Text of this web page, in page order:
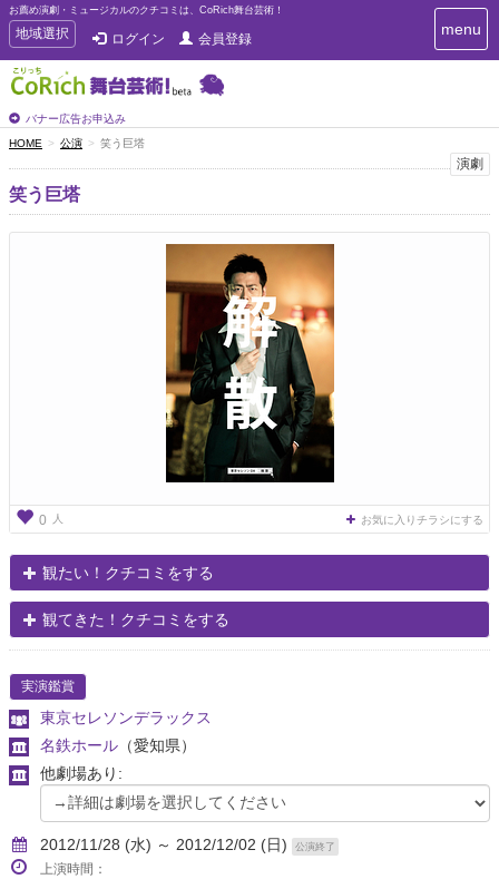
お薦め演劇・ミュージカルのクチコミは、CoRich舞台芸術！
T
o
g
g
e
n
a
v
i
地域選択 ログイン 会員登録
バナー広告お申込み
T
o
i
menu
HOME 公演 笑う巨塔
演劇
笑う巨塔
0 人 お気に入りチラシにする
観たい！クチコミをする
観てきた！クチコミをする
実演鑑賞
東京セレソンデラックス
名鉄ホール （愛知県）
他劇場あり:
2012/11/28 (水) ～ 2012/12/02 (日) 公演終了
上演時間：